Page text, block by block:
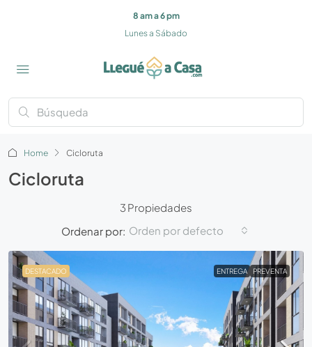
8 am a 6 pm
Lunes a Sábado
Home Cicloruta
Cicloruta
3 Propiedades
Ordenar por: Orden por defecto
DESTACADO ENTREGA PREVENTA